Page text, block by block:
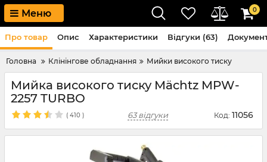
Меню 0
Головна Клінінгове обладнання Мийки високого тиску
Мийка високого тиску Mächtz MPW-
2257 TURBO
( 410 ) 63 відгуки Код: 11056
Про товар Опис Характеристики Відгуки (63)